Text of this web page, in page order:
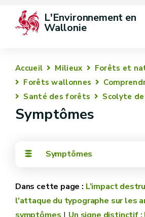
L'Environnement en
Wallonie
Accueil Milieux
Forêts et
Forêts wallonnes
Santé des forêts
Scolyte
Symptômes
Symptômes
L’impact
l'attaque du typographe sur les